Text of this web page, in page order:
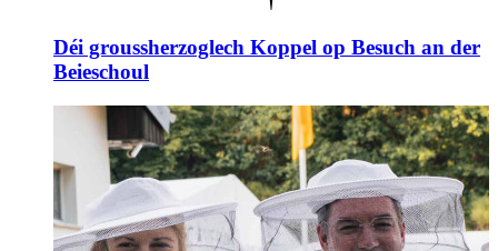
Déi groussherzoglech Koppel op Besuch an der
Beieschoul